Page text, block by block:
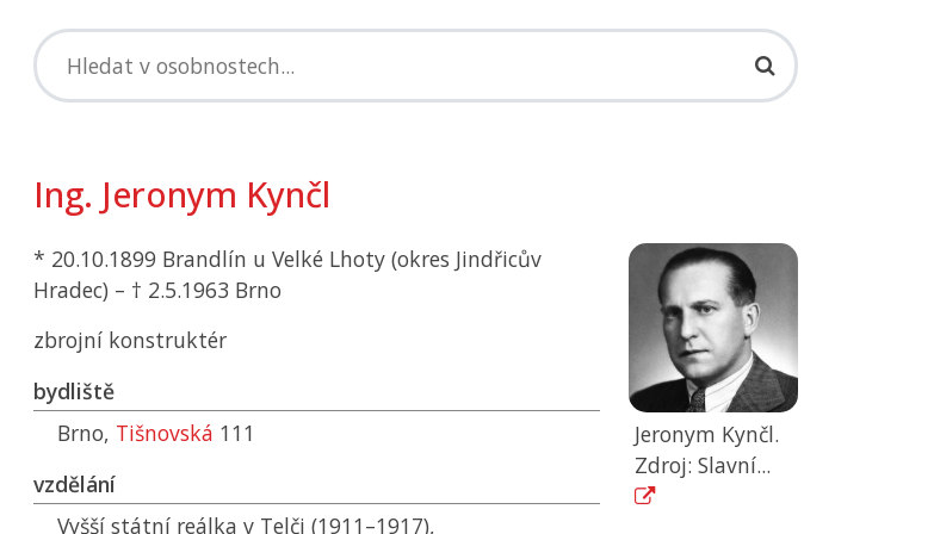
Ing. Jeronym Kynčl
* 20.10.1899 Brandlín u Velké Lhoty (okres Jindřicův
Hradec) – † 2.5.1963 Brno
zbrojní konstruktér
bydliště
Brno, Tišnovská 111
vzdělání
Vyšší státní reálka v Telči (1911–1917),
Jeronym Kynčl.
Zdroj: Slavní...